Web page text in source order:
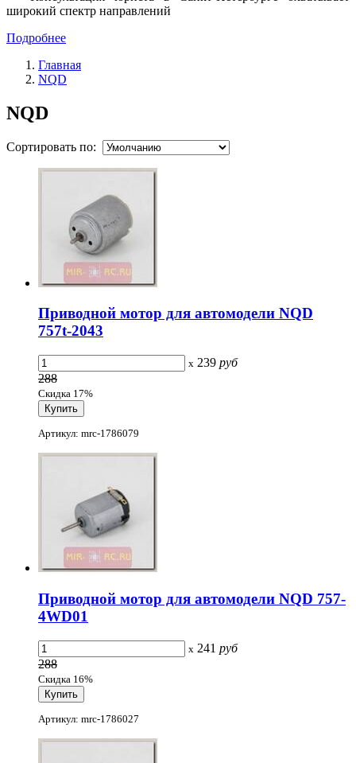
широкий спектр направлений
Подробнее
Главная
NQD
NQD
Сортировать по:
Приводной мотор для автомодели NQD
757t-2043
x 239 руб
288
Скидка 17%
Артикул: mrc-1786079
Приводной мотор для автомодели NQD 757-
4WD01
x 241 руб
288
Скидка 16%
Артикул: mrc-1786027